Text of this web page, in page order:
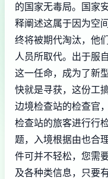
的国家无毒局。国家
释阐述这属于因为空
终将被期代淘汰，他
人员所取代。出于服
这一任命，成为了新
快就是寻获，这份工
边境检查站的检查官
检查站的旅客进行行
题，入境根据由也合
件可并不轻松，您需
及各种类信息，只要